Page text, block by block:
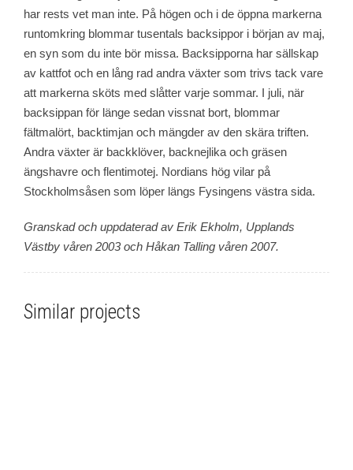
har rests vet man inte. På högen och i de öppna markerna
runtomkring blommar tusentals backsippor i början av maj,
en syn som du inte bör missa. Backsipporna har sällskap
av kattfot och en lång rad andra växter som trivs tack vare
att markerna sköts med slåtter varje sommar. I juli, när
backsippan för länge sedan vissnat bort, blommar
fältmalört, backtimjan och mängder av den skära triften.
Andra växter är backklöver, backnejlika och gräsen
ängshavre och flentimotej. Nordians hög vilar på
Stockholmsåsen som löper längs Fysingens västra sida.
Granskad och uppdaterad av Erik Ekholm, Upplands
Västby våren 2003 och Håkan Talling våren 2007.
Similar projects